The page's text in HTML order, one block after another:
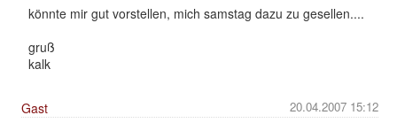
könnte mir gut vorstellen, mich samstag dazu zu gesellen....
gruß
kalk
20.04.2007 15:12
Gast